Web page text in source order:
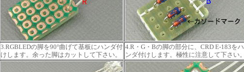
3.RGBLEDの脚を90°曲げて基板にハンダ付
けします。余った脚はカットして下さい。
4.R・G・Bの脚の部分に、CRD E-183をハ
ンダ付けします。極性に注意して下さい。